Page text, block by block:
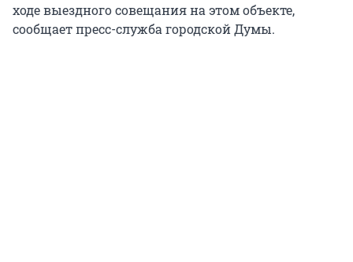
ходе выездного совещания на этом объекте,
сообщает пресс-служба городской Думы.